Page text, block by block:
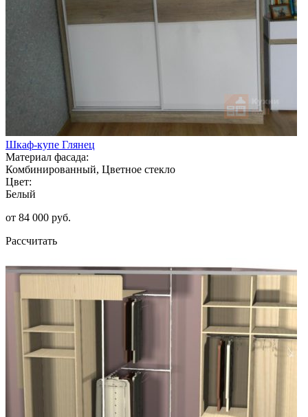
Шкаф-купе Глянец
Материал фасада:
Комбинированный, Цветное стекло
Цвет:
Белый
от 84 000 руб.
Рассчитать